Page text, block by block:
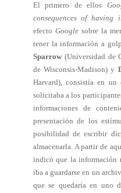
El primero de ellos 
consequences of
efecto Googlesobre la
tener la información a
Sparrow(Universidad de
de Wisconsis-Madison) y
Harvard), consistía en
solicitaba a los
informaciones de
presentación de los
posibilidad de escribir
almacenarla. A partir de
indicó que la información
iba a guardarse en un
que se quedaría en uno